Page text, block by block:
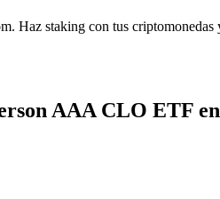
Haz staking con tus
AAA CLO ETF